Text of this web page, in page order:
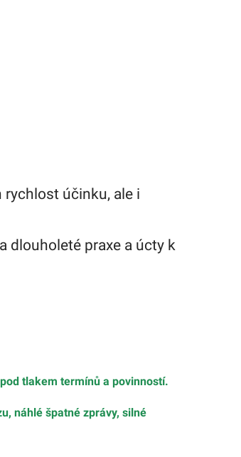
účinku, ale i
dlouholeté praxe a úcty k
tlakem termínů a povinností.
náhlé špatné zprávy, silné